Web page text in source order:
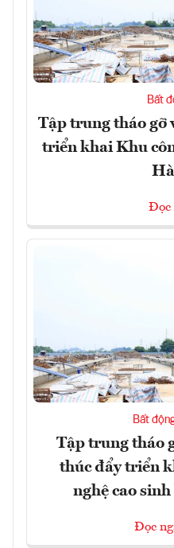
Bất
Tập trung tháo gỡ
triển khai Khu
Đọc
Bất
Tập trung tháo
thúc đẩy triển
nghệ cao
Đọc